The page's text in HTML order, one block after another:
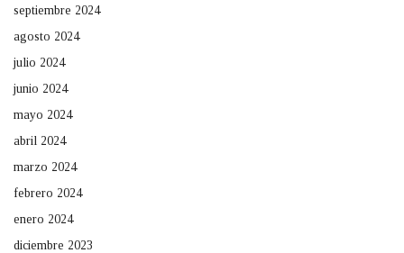
septiembre 2024
agosto 2024
julio 2024
junio 2024
mayo 2024
abril 2024
marzo 2024
febrero 2024
enero 2024
diciembre 2023